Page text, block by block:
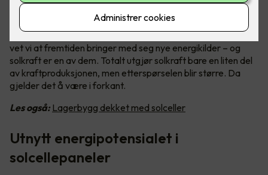
Vær i forkant, det lønner seg
I Norge er vann vår hovedkilde til fornybar energi. Samtidig
vet vi at fremtiden bringer med seg nye energikilder – og
solkraft er en av dem. Totalt utgjør solkraft bare en liten del
av kraftproduksjonen, men etterspørselen blir større. Da
gjelder det å være i forkant.
Les også: Lagerbygg dekket med solceller
Utnytt energipotensialet i
solcellepaneler